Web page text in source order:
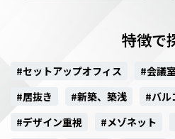
特徴で
#セットアップオフィス #会議
#居抜き
#新築、築浅
#バル
#デザイン重視
#メゾネット